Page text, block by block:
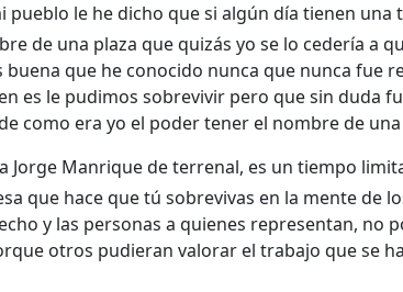
pueblo le he dicho que si algún día tienen
de una plaza que quizás yo se lo cedería a
que he conocido nunca que nunca fue
es le pudimos sobrevivir pero que sin duda
como era yo el poder tener el nombre de una
Jorge Manrique de terrenal, es un tiempo
que hace que tú sobrevivas en la mente de
y las personas a quienes representan, no
otros pudieran valorar el trabajo que se